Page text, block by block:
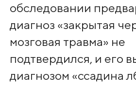
обследовании
диагноз «закрытая
мозговая травма» не
подтвердился, и его
диагнозом «ссадина